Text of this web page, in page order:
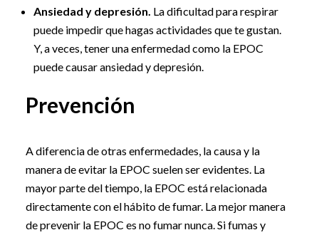
Ansiedad y depresión. La dificultad para respirar
puede impedir que hagas actividades que te gustan.
Y, a veces, tener una enfermedad como la EPOC
puede causar ansiedad y depresión.
Prevención
A diferencia de otras enfermedades, la causa y la
manera de evitar la EPOC suelen ser evidentes. La
mayor parte del tiempo, la EPOC está relacionada
directamente con el hábito de fumar. La mejor manera
de prevenir la EPOC es no fumar nunca. Si fumas y